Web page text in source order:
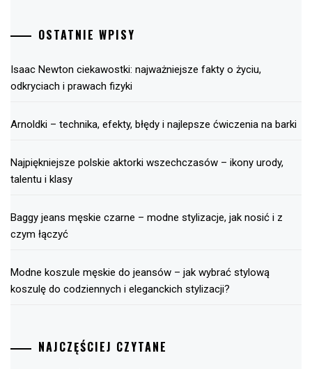
OSTATNIE WPISY
Isaac Newton ciekawostki: najważniejsze fakty o życiu,
odkryciach i prawach fizyki
Arnoldki – technika, efekty, błędy i najlepsze ćwiczenia na barki
Najpiękniejsze polskie aktorki wszechczasów – ikony urody,
talentu i klasy
Baggy jeans męskie czarne – modne stylizacje, jak nosić i z
czym łączyć
Modne koszule męskie do jeansów – jak wybrać stylową
koszulę do codziennych i eleganckich stylizacji?
NAJCZĘŚCIEJ CZYTANE